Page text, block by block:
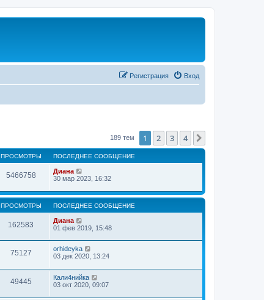
Вход
Регистрация
189 тем 1 2 3 4
ПРОСМОТРЫ ПОСЛЕДНЕЕ СООБЩЕНИЕ
5466758
Диана
30 мар 2023, 16:32
ПРОСМОТРЫ ПОСЛЕДНЕЕ СООБЩЕНИЕ
162583
Диана
01 фев 2019, 15:48
75127
orhideyka
03 дек 2020, 13:24
49445
Кали4нийка
03 окт 2020, 09:07